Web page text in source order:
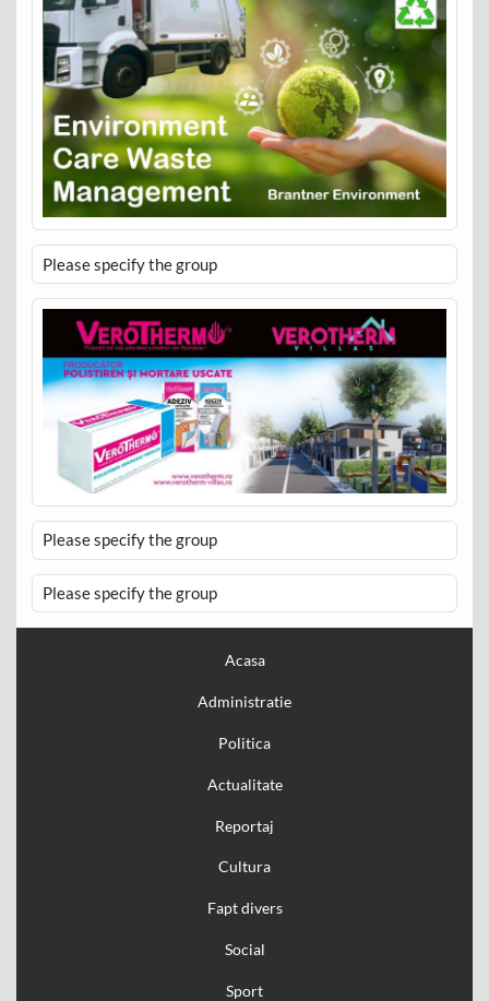
Please specify the group
Please specify the group
Please specify the group
Acasa
Administratie
Politica
Actualitate
Reportaj
Cultura
Fapt divers
Social
Sport